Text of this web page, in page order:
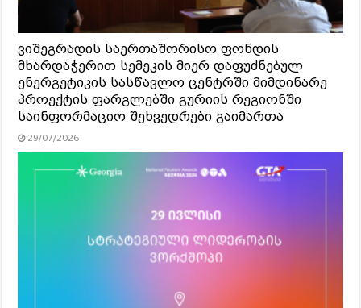
ვიშეგრადის საერთაშორისო ფონდის
მხარდაჭერით სემეკის მიერ დაფუძნებულ
ენერგეტიკის სასწავლო ცენტრში მიმდინარე
პროექტის ფარგლებში გურიის რეგიონში
საინფორმაციო შეხვედრები გაიმართა
29/07/2026